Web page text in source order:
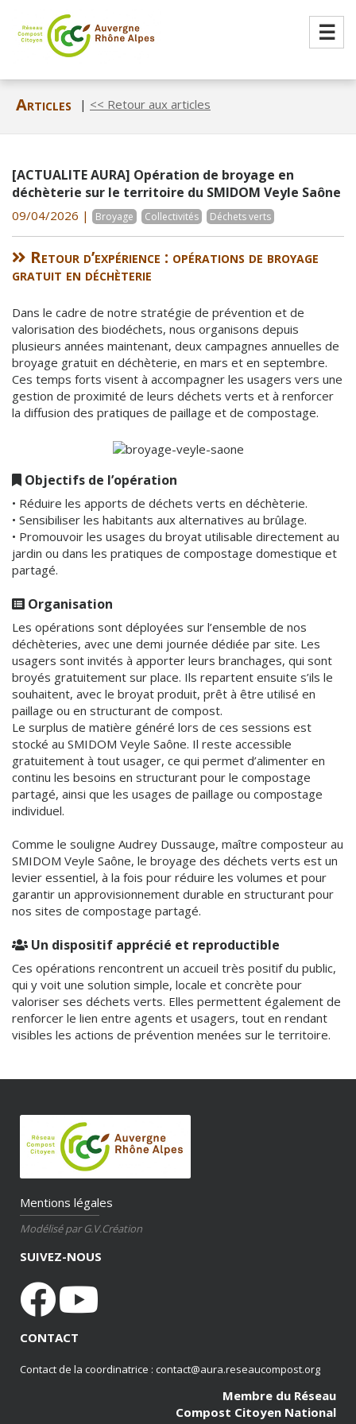
☰
Articles | << Retour aux articles
[ACTUALITE AURA] Opération de broyage en
déchèterie sur le territoire du SMIDOM Veyle Saône
09/04/2026 | Broyage Collectivités Déchets verts
Retour d’expérience : opérations de broyage
gratuit en déchèterie
Dans le cadre de notre stratégie de prévention et de
valorisation des biodéchets, nous organisons depuis
plusieurs années maintenant, deux campagnes annuelles de
broyage gratuit en déchèterie, en mars et en septembre.
Ces temps forts visent à accompagner les usagers vers une
gestion de proximité de leurs déchets verts et à renforcer
la diffusion des pratiques de paillage et de compostage.
Objectifs de l’opération
• Réduire les apports de déchets verts en déchèterie.
• Sensibiliser les habitants aux alternatives au brûlage.
• Promouvoir les usages du broyat utilisable directement au
jardin ou dans les pratiques de compostage domestique et
partagé.
Organisation
Les opérations sont déployées sur l’ensemble de nos
déchèteries, avec une demi journée dédiée par site. Les
usagers sont invités à apporter leurs branchages, qui sont
broyés gratuitement sur place. Ils repartent ensuite s’ils le
souhaitent, avec le broyat produit, prêt à être utilisé en
paillage ou en structurant de compost.
Le surplus de matière généré lors de ces sessions est
stocké au SMIDOM Veyle Saône. Il reste accessible
gratuitement à tout usager, ce qui permet d’alimenter en
continu les besoins en structurant pour le compostage
partagé, ainsi que les usages de paillage ou compostage
individuel.
Comme le souligne Audrey Dussauge, maître composteur au
SMIDOM Veyle Saône, le broyage des déchets verts est un
levier essentiel, à la fois pour réduire les volumes et pour
garantir un approvisionnement durable en structurant pour
nos sites de compostage partagé.
Un dispositif apprécié et reproductible
Ces opérations rencontrent un accueil très positif du public,
qui y voit une solution simple, locale et concrète pour
valoriser ses déchets verts. Elles permettent également de
renforcer le lien entre agents et usagers, tout en rendant
visibles les actions de prévention menées sur le territoire.
Mentions légales
Modélisé par G.V.Création
SUIVEZ-NOUS
CONTACT
Contact de la coordinatrice : contact@aura.reseaucompost.org
Membre du Réseau
Compost Citoyen National